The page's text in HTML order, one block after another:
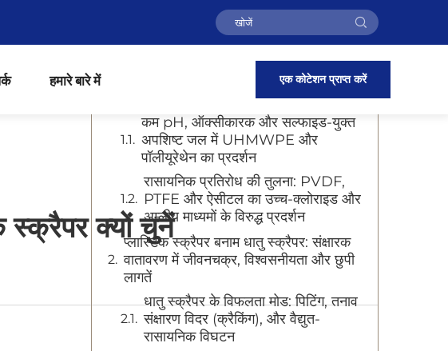
हमारे बारे में एक कोटेशन प्राप्त करें
स्क्रैपर क्यों चुनें
आक्रामक रासायनिक वातावरण में प्लास्टिक
स्क्रैपर्स की उत्कृष्ट संक्षारण प्रतिरोधक क्षमता
कम pH, ऑक्सीकारक और सल्फाइड-युक्त
अपशिष्ट जल में UHMWPE और
पॉलीयूरेथेन का प्रदर्शन
रासायनिक प्रतिरोध की तुलना: PVDF,
PTFE और ऐसीटल का उच्च-क्लोराइड और
अम्लीय माध्यमों के विरुद्ध प्रदर्शन
प्लास्टिक स्क्रैपर बनाम धातु स्क्रैपर: संक्षारक
वातावरण में जीवनचक्र, विश्वसनीयता और छुपी
लागतें
धातु स्क्रैपर के विफलता मोड: पिटिंग, तनाव
संक्षारण विदर (क्रैकिंग), और वैद्युत-
रासायनिक विघटन